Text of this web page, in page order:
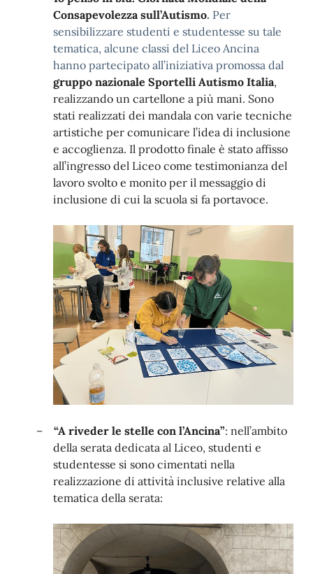
Consapevolezza sull’Autismo. Per
sensibilizzare studenti e studentesse su tale
tematica, alcune classi del Liceo Ancina
hanno partecipato all’iniziativa promossa dal
gruppo nazionale Sportelli Autismo Italia,
realizzando un cartellone a più mani. Sono
stati realizzati dei mandala con varie tecniche
artistiche per comunicare l’idea di inclusione
e accoglienza. Il prodotto finale è stato affisso
all’ingresso del Liceo come testimonianza del
lavoro svolto e monito per il messaggio di
inclusione di cui la scuola si fa portavoce.
– “A riveder le stelle con l’Ancina”: nell’ambito
della serata dedicata al Liceo, studenti e
studentesse si sono cimentati nella
realizzazione di attività inclusive relative alla
tematica della serata: